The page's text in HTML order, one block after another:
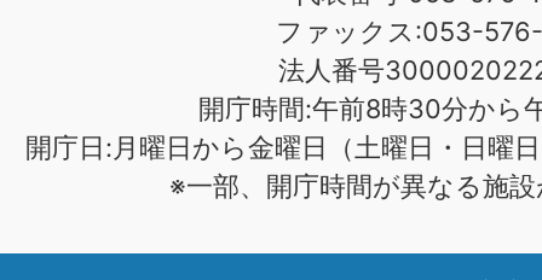
ファックス:053-576-
法人番号
開庁時間:午前8時30分から
開庁日:月曜日から金曜日（土曜日・日曜
※一部、開庁時間が異なる施